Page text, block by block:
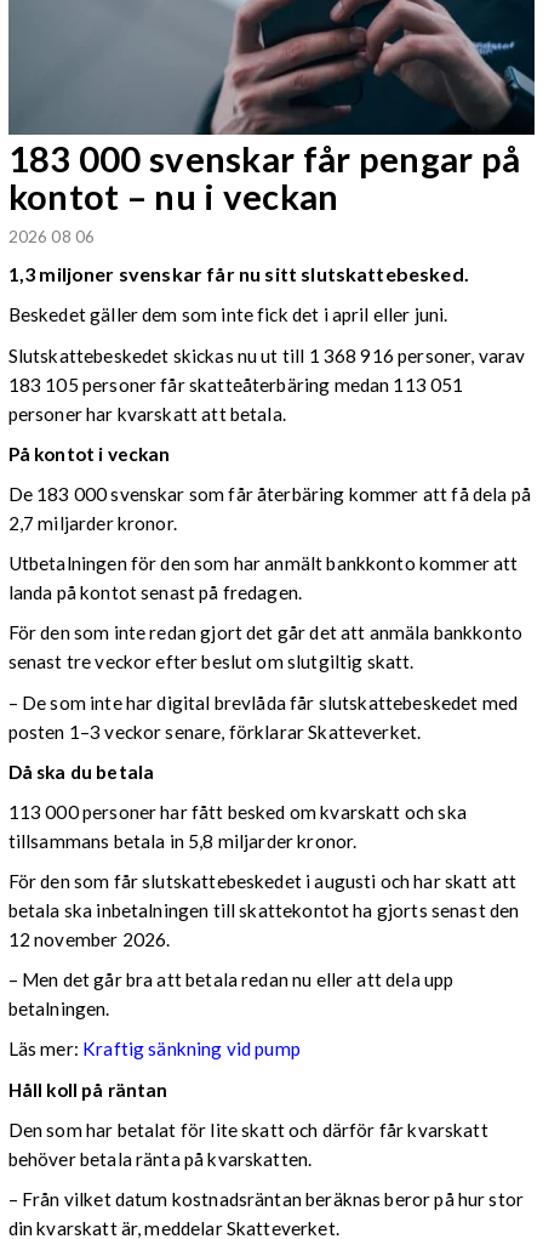
183 000 svenskar får pengar på
kontot – nu i veckan
2026 08 06
1,3 miljoner svenskar får nu sitt slutskattebesked.
Beskedet gäller dem som inte fick det i april eller juni.
Slutskattebeskedet skickas nu ut till 1 368 916 personer, varav
183 105 personer får skatteåterbäring medan 113 051
personer har kvarskatt att betala.
På kontot i veckan
De 183 000 svenskar som får återbäring kommer att få dela på
2,7 miljarder kronor.
Utbetalningen för den som har anmält bankkonto kommer att
landa på kontot senast på fredagen.
För den som inte redan gjort det går det att anmäla bankkonto
senast tre veckor efter beslut om slutgiltig skatt.
– De som inte har digital brevlåda får slutskattebeskedet med
posten 1–3 veckor senare, förklarar Skatteverket.
Då ska du betala
113 000 personer har fått besked om kvarskatt och ska
tillsammans betala in 5,8 miljarder kronor.
För den som får slutskattebeskedet i augusti och har skatt att
betala ska inbetalningen till skattekontot ha gjorts senast den
12 november 2026.
– Men det går bra att betala redan nu eller att dela upp
betalningen.
Läs mer: Kraftig sänkning vid pump
Håll koll på räntan
Den som har betalat för lite skatt och därför får kvarskatt
behöver betala ränta på kvarskatten.
– Från vilket datum kostnadsräntan beräknas beror på hur stor
din kvarskatt är, meddelar Skatteverket.